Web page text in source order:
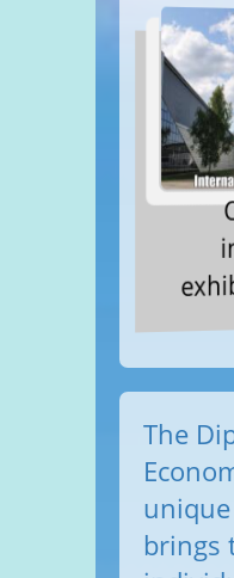
The
brings